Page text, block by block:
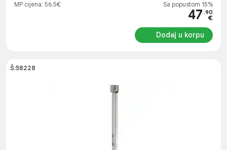
MP cijena: 56.5€ Sa popustom 15%
47 .90
€
Dodaj u korpu
Š:58228